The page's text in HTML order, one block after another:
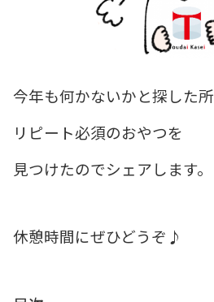
今年も何かないかと探した所
リピート必須のおやつを
見つけたのでシェアします。
休憩時間にぜひどうぞ♪